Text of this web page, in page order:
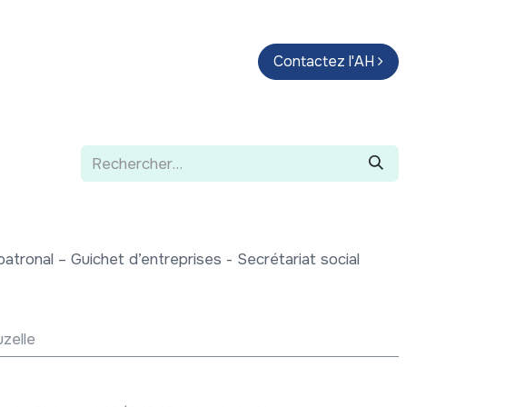
Parcours d'artistes Guide
Contactez l'AH
– Guichet d’entreprises - Secrétariat social